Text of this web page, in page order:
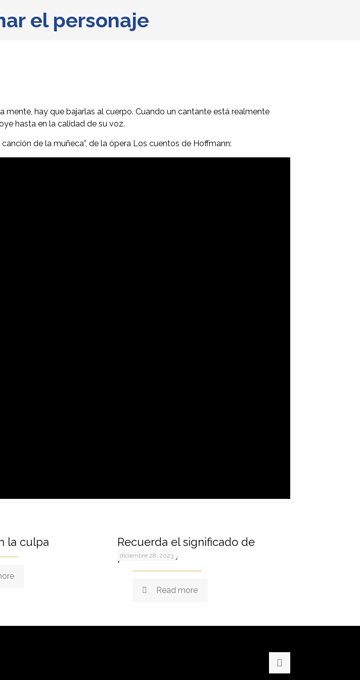
el personaje
mente, hay que bajarlas al cuerpo. Cuando un cantante está realmente
hasta en la calidad de su voz.
de la muñeca”, de la ópera Los cuentos de Hoffmann:
la culpa
diciembre 28, 2023
Recuerda el significado de
presentarte
Read more